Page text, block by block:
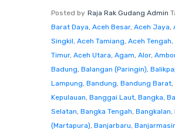
Posted by Raja Rak Gudang Admin
Barat Daya, Aceh Besar, Aceh Jaya,
Singkil, Aceh Tamiang, Aceh Tengah,
Timur, Aceh Utara, Agam, Alor,
Badung, Balangan (Paringin),
Lampung, Bandung, Bandung Barat,
Kepulauan, Banggai Laut, Bangka,
Selatan, Bangka Tengah, Bangkalan,
(Martapura), Banjarbaru,